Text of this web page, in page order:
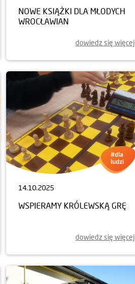
NOWE KSIĄŻKI DLA MŁODYCH
WROCŁAWIAN
dowiedz się więcej
14.10.2025
WSPIERAMY KRÓLEWSKĄ GRĘ
dowiedz się więcej